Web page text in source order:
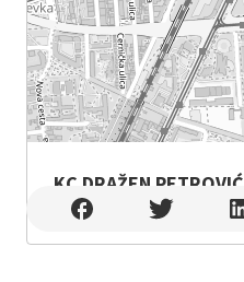
KC DRAŽEN PETROVIĆ
KC DRAŽEN PETROVIĆ , Zagreb